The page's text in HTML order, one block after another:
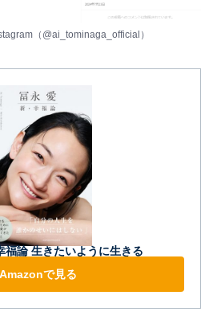
（ @ai_tominaga_official ）
福論 生きたいように生きる
Amazonで見る